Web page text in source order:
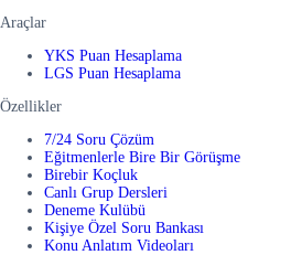
Araçlar
YKS Puan Hesaplama
LGS Puan Hesaplama
Özellikler
7/24 Soru Çözüm
Eğitmenlerle Bire Bir Görüşme
Birebir Koçluk
Canlı Grup Dersleri
Deneme Kulübü
Kişiye Özel Soru Bankası
Konu Anlatım Videoları